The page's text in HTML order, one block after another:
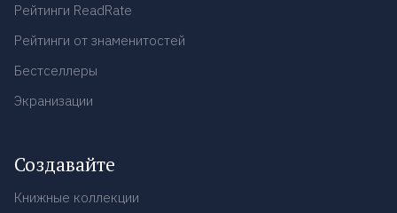
Рейтинги ReadRate
Рейтинги от знаменитостей
Бестселлеры
Экранизации
Создавайте
Книжные коллекции